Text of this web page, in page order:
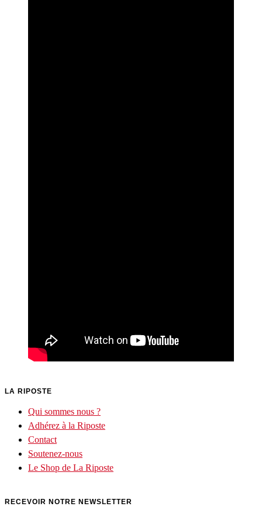
LA RIPOSTE
Qui sommes nous ?
Adhérez à la Riposte
Contact
Soutenez-nous
Le Shop de La Riposte
RECEVOIR NOTRE NEWSLETTER